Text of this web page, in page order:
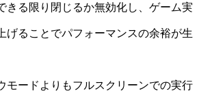
きる限り閉じるか無効化し、ゲーム実
げることでパフォーマンスの余裕が生
モードよりもフルスクリーンでの実行